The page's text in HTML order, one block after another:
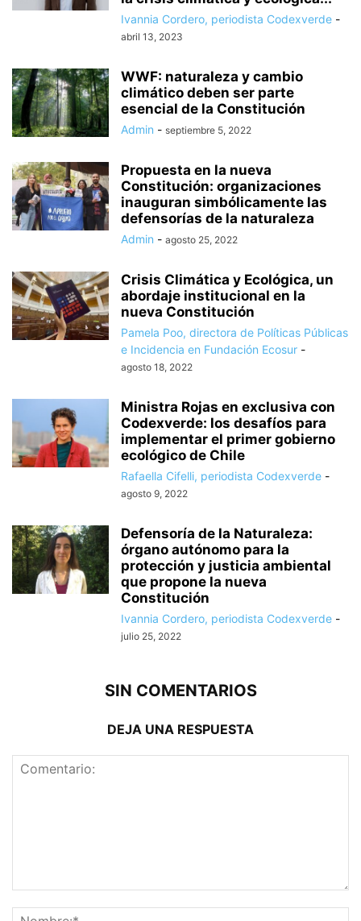
Ivannia Cordero, periodista Codexverde -
abril 13, 2023
WWF: naturaleza y cambio
climático deben ser parte
esencial de la Constitución
Admin - septiembre 5, 2022
Propuesta en la nueva
Constitución: organizaciones
inauguran simbólicamente las
defensorías de la naturaleza
Admin - agosto 25, 2022
Crisis Climática y Ecológica, un
abordaje institucional en la
nueva Constitución
Pamela Poo, directora de Políticas Públicas
e Incidencia en Fundación Ecosur -
agosto 18, 2022
Ministra Rojas en exclusiva con
Codexverde: los desafíos para
implementar el primer gobierno
ecológico de Chile
Rafaella Cifelli, periodista Codexverde -
agosto 9, 2022
Defensoría de la Naturaleza:
órgano autónomo para la
protección y justicia ambiental
que propone la nueva
Constitución
Ivannia Cordero, periodista Codexverde -
julio 25, 2022
SIN COMENTARIOS
DEJA UNA RESPUESTA